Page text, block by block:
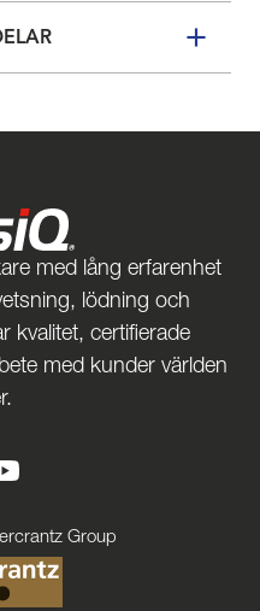
med lång erfarenhet
lödning och
kvalitet, certifierade
med kunder världen
Group